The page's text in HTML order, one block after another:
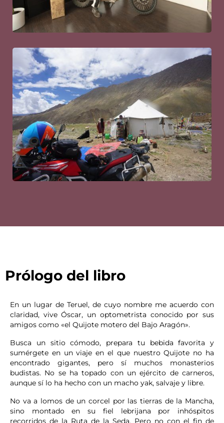
Prólogo del libro
En un lugar de Teruel, de cuyo nombre me acuerdo con
claridad, vive Óscar, un optometrista conocido por sus
amigos como «el Quijote motero del Bajo Aragón».
Busca un sitio cómodo, prepara tu bebida favorita y
sumérgete en un viaje en el que nuestro Quijote no ha
encontrado gigantes, pero sí muchos monasterios
budistas. No se ha topado con un ejército de carneros,
aunque sí lo ha hecho con un macho yak, salvaje y libre.
No va a lomos de un corcel por las tierras de la Mancha,
sino montado en su fiel lebrijana por inhóspitos
recorridos de la Ruta de la Seda. Pero no con el fin de